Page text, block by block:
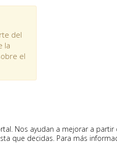
Nos ayudan a mejorar a partir
que decidas. Para más
del
la
el